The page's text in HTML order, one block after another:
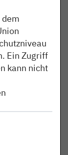
Ein Zugriff
kann nicht